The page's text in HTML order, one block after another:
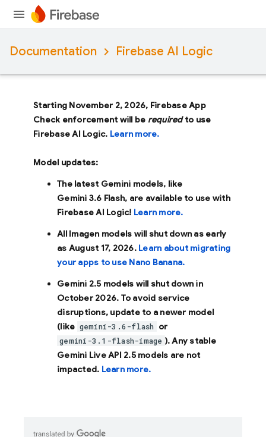
Documentation Firebase AI Logic
Starting November 2, 2026, Firebase App
Check enforcement will be requiredto use
Firebase AI Logic. Learn more.
Model updates:
The latest Gemini models, like
Gemini 3.6 Flash, are available to use with
Firebase AI Logic! Learn more.
All Imagen models will shut down as early
as August 17, 2026. Learn about migrating
your apps to use Nano Banana.
Gemini 2.5 models will shut down in
October 2026. To avoid service
disruptions, update to a newer model
(like gemini-3.6-flash or
gemini-3.1-flash-image ). Any stable
Gemini Live API 2.5 models are not
impacted. Learn more.